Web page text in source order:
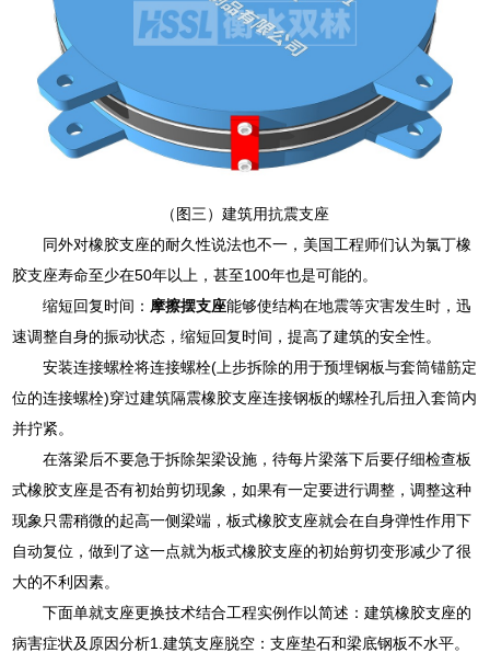
（图三）建筑用抗震支座
同外对橡胶支座的耐久性说法也不一，美国工程师们认为氯丁橡
胶支座寿命至少在50年以上，甚至100年也是可能的。
缩短回复时间： 摩擦摆支座能够使结构在地震等灾害发生时，迅
速调整自身的振动状态，缩短回复时间，提高了建筑的安全性。
安装连接螺栓将连接螺栓(上步拆除的用于预埋钢板与套筒锚筋定
位的连接螺栓)穿过建筑隔震橡胶支座连接钢板的螺栓孔后扭入套筒内
并拧紧。
在落梁后不要急于拆除架梁设施，待每片梁落下后要仔细检查板
式橡胶支座是否有初始剪切现象，如果有一定要进行调整，调整这种
现象只需稍微的起高一侧梁端，板式橡胶支座就会在自身弹性作用下
自动复位，做到了这一点就为板式橡胶支座的初始剪切变形减少了很
大的不利因素。
下面单就支座更换技术结合工程实例作以简述：建筑橡胶支座的
病害症状及原因分析1.建筑支座脱空：支座垫石和梁底钢板不水平。